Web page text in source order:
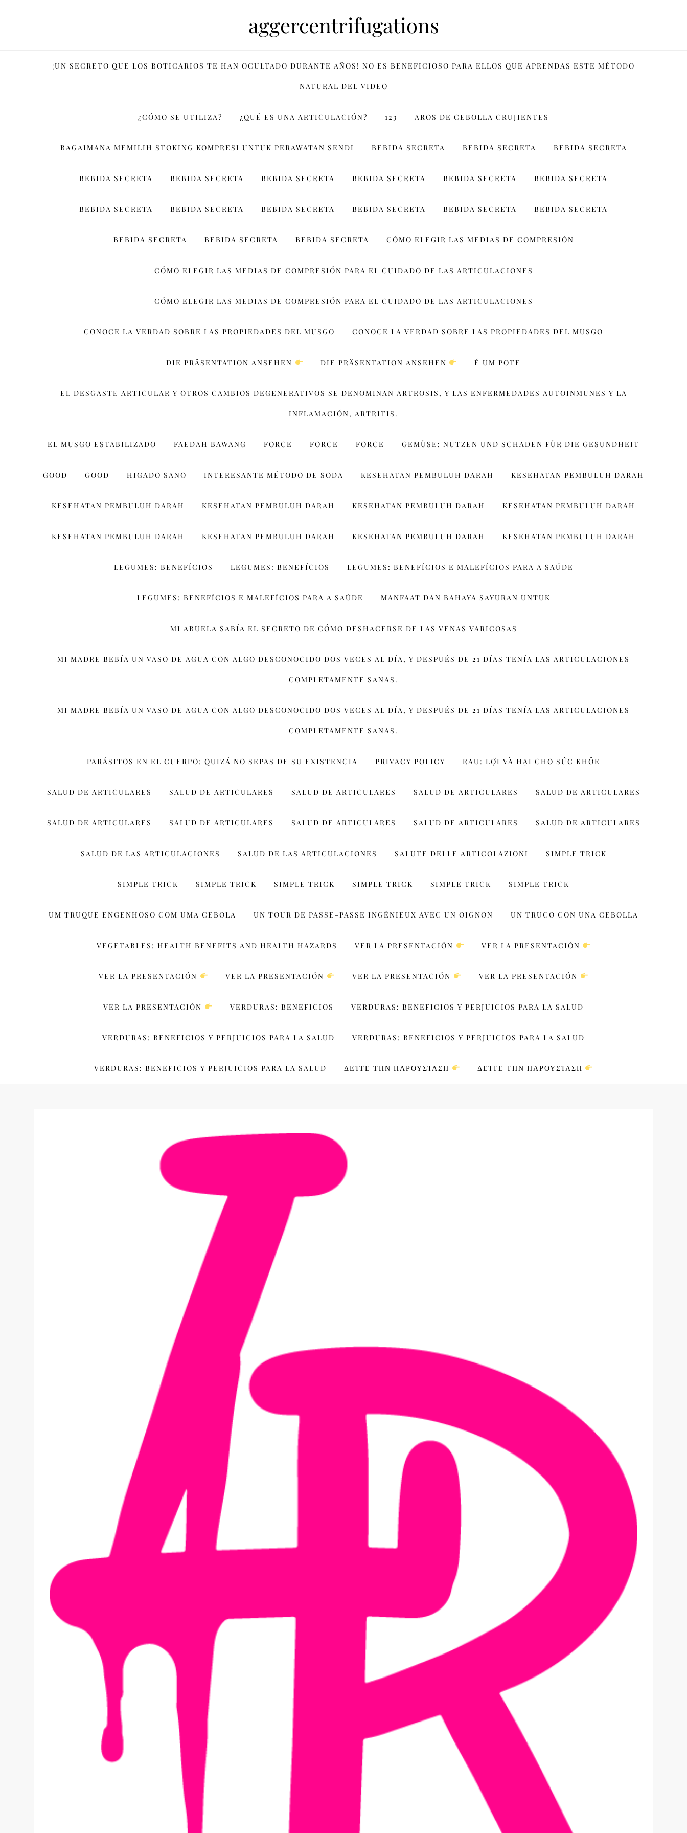
aggercentrifugations
¡UN SECRETO QUE LOS BOTICARIOS TE HAN OCULTADO DURANTE AÑOS! NO ES BENEFICIOSO PARA ELLOS QUE APRENDAS ESTE MÉTODO
NATURAL DEL VIDEO
¿CÓMO SE UTILIZA? ¿QUÉ ES UNA ARTICULACIÓN? 123 AROS DE CEBOLLA CRUJIENTES
BAGAIMANA MEMILIH STOKING KOMPRESI UNTUK PERAWATAN SENDI BEBIDA SECRETA BEBIDA SECRETA BEBIDA SECRETA
BEBIDA SECRETA BEBIDA SECRETA BEBIDA SECRETA BEBIDA SECRETA BEBIDA SECRETA BEBIDA SECRETA
BEBIDA SECRETA BEBIDA SECRETA BEBIDA SECRETA BEBIDA SECRETA BEBIDA SECRETA BEBIDA SECRETA
BEBIDA SECRETA BEBIDA SECRETA BEBIDA SECRETA CÓMO ELEGIR LAS MEDIAS DE COMPRESIÓN
CÓMO ELEGIR LAS MEDIAS DE COMPRESIÓN PARA EL CUIDADO DE LAS ARTICULACIONES
CÓMO ELEGIR LAS MEDIAS DE COMPRESIÓN PARA EL CUIDADO DE LAS ARTICULACIONES
CONOCE LA VERDAD SOBRE LAS PROPIEDADES DEL MUSGO CONOCE LA VERDAD SOBRE LAS PROPIEDADES DEL MUSGO
DIE PRÄSENTATION ANSEHEN DIE PRÄSENTATION ANSEHEN É UM POTE
EL DESGASTE ARTICULAR Y OTROS CAMBIOS DEGENERATIVOS SE DENOMINAN ARTROSIS, Y LAS ENFERMEDADES AUTOINMUNES Y LA
INFLAMACIÓN, ARTRITIS.
EL MUSGO ESTABILIZADO FAEDAH BAWANG FORCE FORCE FORCE GEMÜSE: NUTZEN UND SCHADEN FÜR DIE GESUNDHEIT
GOOD GOOD HIGADO SANO INTERESANTE MÉTODO DE SODA KESEHATAN PEMBULUH DARAH KESEHATAN PEMBULUH DARAH
KESEHATAN PEMBULUH DARAH KESEHATAN PEMBULUH DARAH KESEHATAN PEMBULUH DARAH KESEHATAN PEMBULUH DARAH
KESEHATAN PEMBULUH DARAH KESEHATAN PEMBULUH DARAH KESEHATAN PEMBULUH DARAH KESEHATAN PEMBULUH DARAH
LEGUMES: BENEFÍCIOS LEGUMES: BENEFÍCIOS LEGUMES: BENEFÍCIOS E MALEFÍCIOS PARA A SAÚDE
LEGUMES: BENEFÍCIOS E MALEFÍCIOS PARA A SAÚDE MANFAAT DAN BAHAYA SAYURAN UNTUK
MI ABUELA SABÍA EL SECRETO DE CÓMO DESHACERSE DE LAS VENAS VARICOSAS
MI MADRE BEBÍA UN VASO DE AGUA CON ALGO DESCONOCIDO DOS VECES AL DÍA, Y DESPUÉS DE 21 DÍAS TENÍA LAS ARTICULACIONES
COMPLETAMENTE SANAS.
MI MADRE BEBÍA UN VASO DE AGUA CON ALGO DESCONOCIDO DOS VECES AL DÍA, Y DESPUÉS DE 21 DÍAS TENÍA LAS ARTICULACIONES
COMPLETAMENTE SANAS.
PARÁSITOS EN EL CUERPO: QUIZÁ NO SEPAS DE SU EXISTENCIA PRIVACY POLICY RAU: LỢI VÀ HẠI CHO SỨC KHỎE
SALUD DE ARTICULARES SALUD DE ARTICULARES SALUD DE ARTICULARES SALUD DE ARTICULARES SALUD DE ARTICULARES
SALUD DE ARTICULARES SALUD DE ARTICULARES SALUD DE ARTICULARES SALUD DE ARTICULARES SALUD DE ARTICULARES
SALUD DE LAS ARTICULACIONES SALUD DE LAS ARTICULACIONES SALUTE DELLE ARTICOLAZIONI SIMPLE TRICK
SIMPLE TRICK SIMPLE TRICK SIMPLE TRICK SIMPLE TRICK SIMPLE TRICK SIMPLE TRICK
UM TRUQUE ENGENHOSO COM UMA CEBOLA UN TOUR DE PASSE-PASSE INGÉNIEUX AVEC UN OIGNON UN TRUCO CON UNA CEBOLLA
VEGETABLES: HEALTH BENEFITS AND HEALTH HAZARDS VER LA PRESENTACIÓN VER LA PRESENTACIÓN
VER LA PRESENTACIÓN VER LA PRESENTACIÓN VER LA PRESENTACIÓN VER LA PRESENTACIÓN
VER LA PRESENTACIÓN VERDURAS: BENEFICIOS VERDURAS: BENEFICIOS Y PERJUICIOS PARA LA SALUD
VERDURAS: BENEFICIOS Y PERJUICIOS PARA LA SALUD VERDURAS: BENEFICIOS Y PERJUICIOS PARA LA SALUD
VERDURAS: BENEFICIOS Y PERJUICIOS PARA LA SALUD ΔΕΊΤΕ ΤΗΝ ΠΑΡΟΥΣΊΑΣΗ ΔΕΊΤΕ ΤΗΝ ΠΑΡΟΥΣΊΑΣΗ